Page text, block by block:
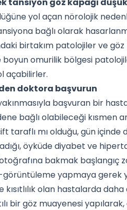
yol açan nörolojik
bağlı olarak
birtakım patolojiler ve göz
boyun omurilik bölgesi
açabilirler.
doktora başvurun
başvuran bir
bağlı olabileceği kısmen
taraflı mı olduğu, gün
öyküde diyabet ve
bakmak başlangıç
yapmaya gerek
olan hastalarda
bir göz muayenesi